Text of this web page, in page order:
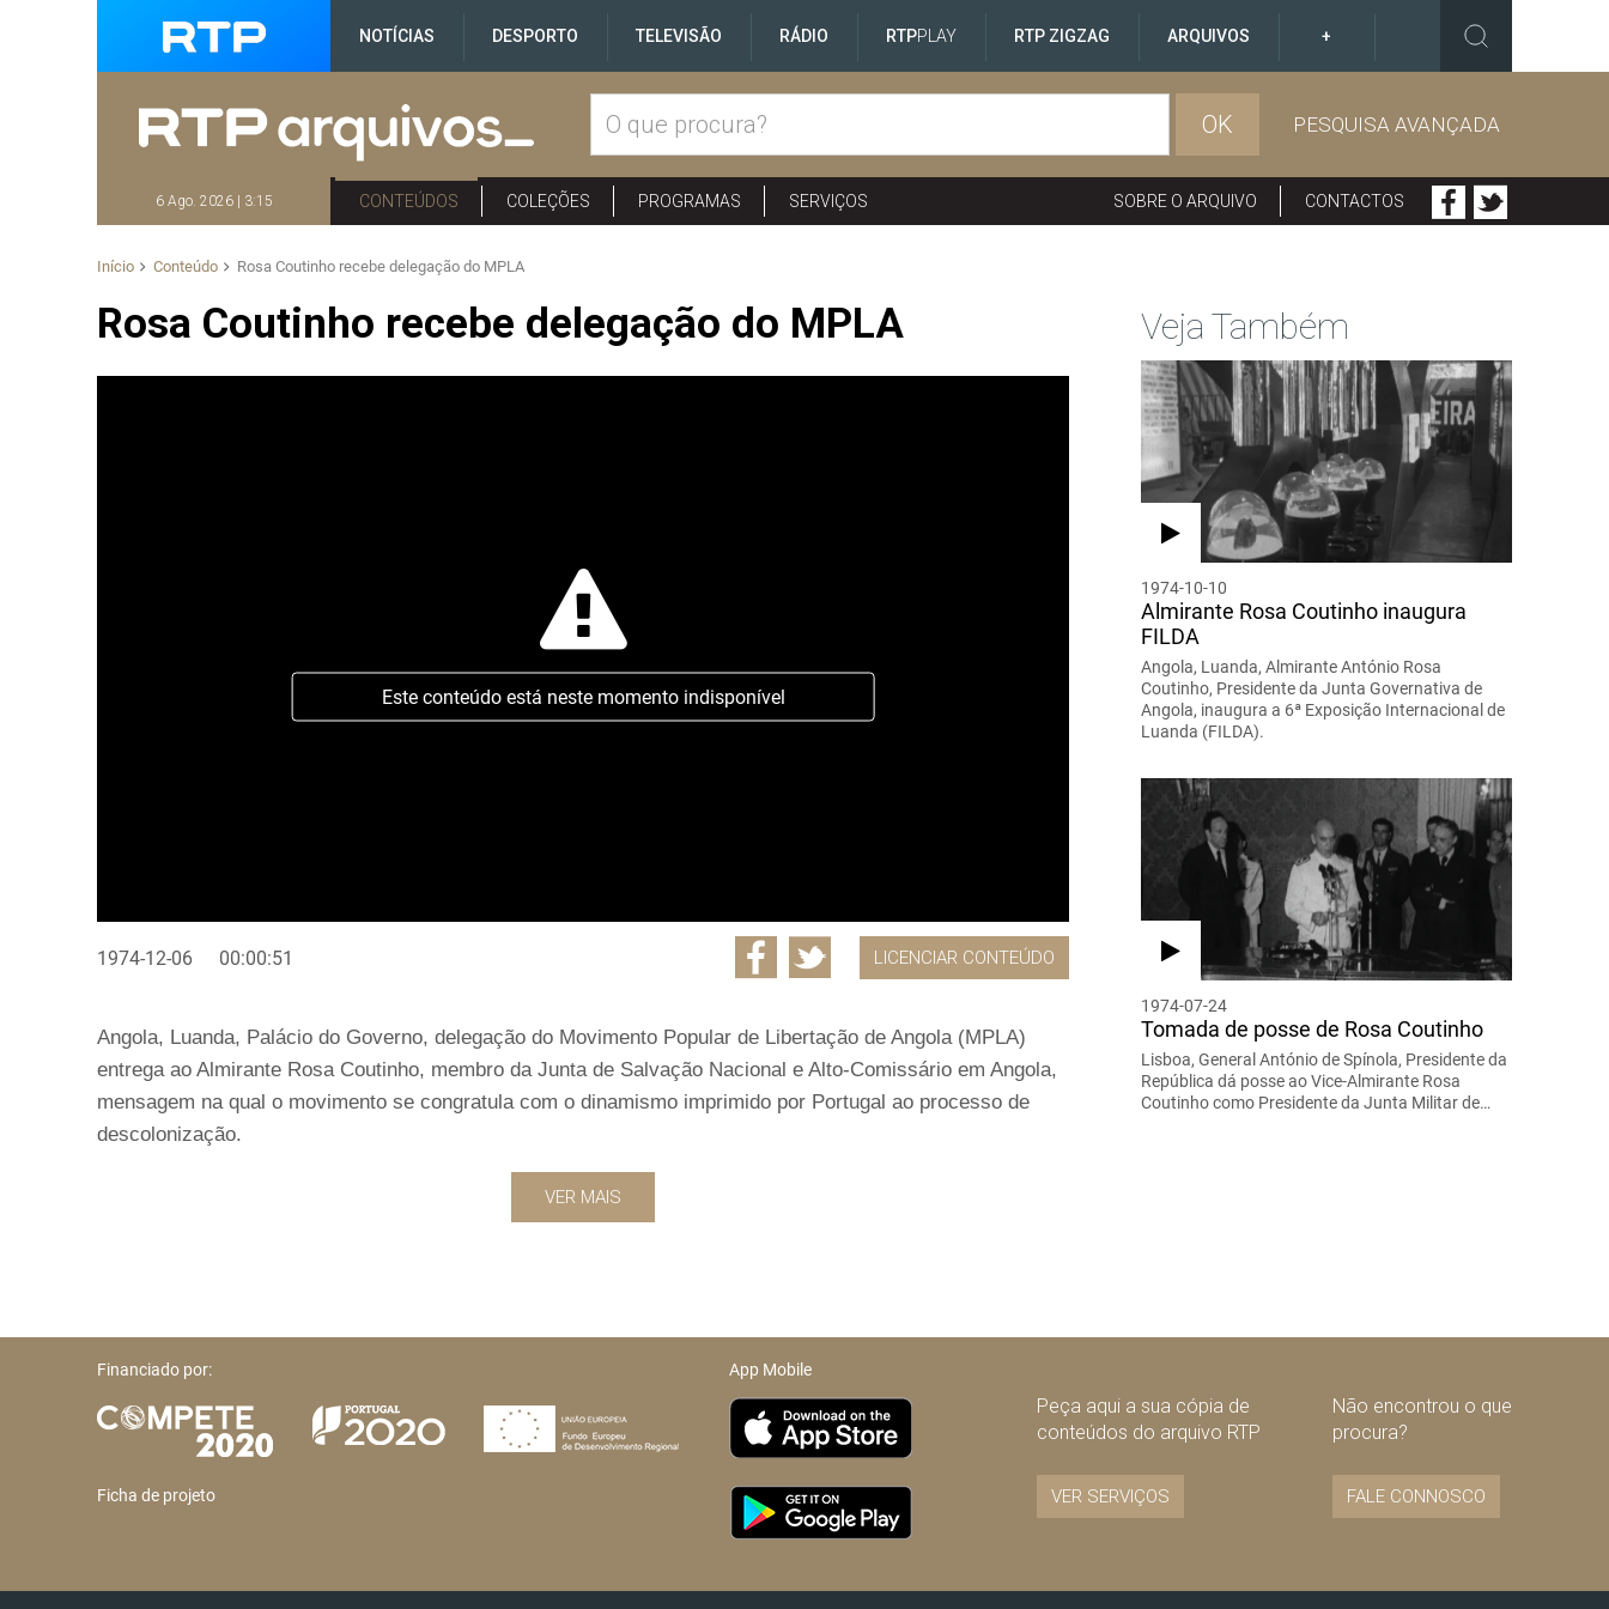
NOTÍCIAS DESPORTO TELEVISÃO RÁDIO RTPPLAY RTP ZIGZAG ARQUIVOS +
OK PESQUISA AVANÇADA
6 Ago. 2026 | 3:15 CONTEÚDOS COLEÇÕES PROGRAMAS SERVIÇOS SOBRE O ARQUIVO CONTACTOS
Início Conteúdo Rosa Coutinho recebe delegação do MPLA
Rosa Coutinho recebe delegação do MPLA
Este conteúdo está neste momento indisponível
1974-12-06 00:00:51 LICENCIAR CONTEÚDO
Angola, Luanda, Palácio do Governo, delegação do Movimento Popular de Libertação de Angola (MPLA)
entrega ao Almirante Rosa Coutinho, membro da Junta de Salvação Nacional e Alto-Comissário em Angola,
mensagem na qual o movimento se congratula com o dinamismo imprimido por Portugal ao processo de
descolonização.
VER MAIS
Veja Também
1974-10-10
Almirante Rosa Coutinho inaugura
FILDA
Angola, Luanda, Almirante António Rosa
Coutinho, Presidente da Junta Governativa de
Angola, inaugura a 6ª Exposição Internacional de
Luanda (FILDA).
1974-07-24
Tomada de posse de Rosa Coutinho
Lisboa, General António de Spínola, Presidente da
República dá posse ao Vice-Almirante Rosa
Coutinho como Presidente da Junta Militar de…
Financiado por:
Ficha de projeto
App Mobile
Peça aqui a sua cópia de
conteúdos do arquivo RTP
VER SERVIÇOS
Não encontrou o que
procura?
FALE CONNOSCO